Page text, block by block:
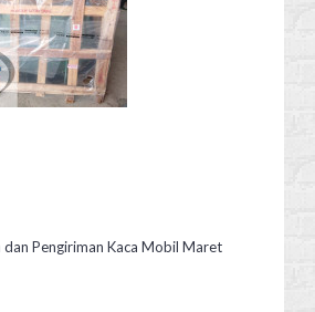
dan Pengiriman Kaca Mobil Maret